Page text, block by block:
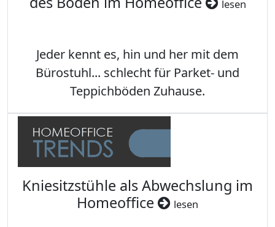
lesen
Jeder kennt es, hin und her mit dem
Bürostuhl... schlecht für Parket- und
Teppichböden Zuhause.
Kniesitzstühle als Abwechslung im
Homeoffice
lesen